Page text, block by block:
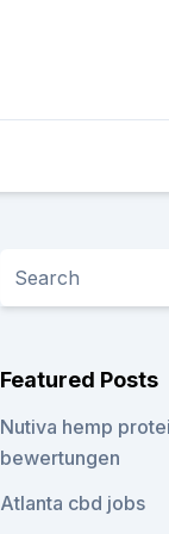
Featured Posts
Nutiva hemp
bewertungen
Atlanta cbd jobs